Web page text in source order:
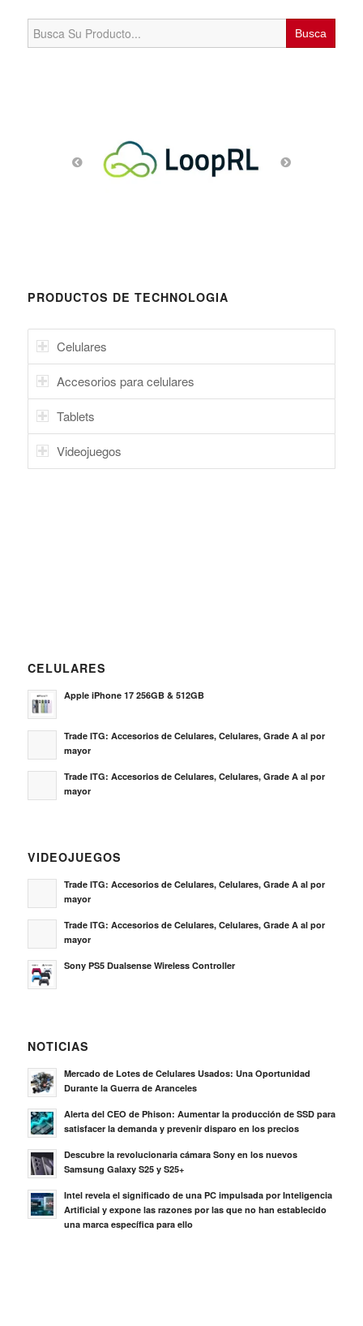
Search
for:
PRODUCTOS DE TECHNOLOGIA
Celulares
Accesorios para celulares
Tablets
Videojuegos
CELULARES
Apple iPhone 17 256GB & 512GB
Trade ITG: Accesorios de Celulares, Celulares, Grade A al por
mayor
Trade ITG: Accesorios de Celulares, Celulares, Grade A al por
mayor
VIDEOJUEGOS
Trade ITG: Accesorios de Celulares, Celulares, Grade A al por
mayor
Trade ITG: Accesorios de Celulares, Celulares, Grade A al por
mayor
Sony PS5 Dualsense Wireless Controller
NOTICIAS
Mercado de Lotes de Celulares Usados: Una Oportunidad
Durante la Guerra de Aranceles
Alerta del CEO de Phison: Aumentar la producción de SSD para
satisfacer la demanda y prevenir disparo en los precios
Descubre la revolucionaria cámara Sony en los nuevos
Samsung Galaxy S25 y S25+
Intel revela el significado de una PC impulsada por Inteligencia
Artificial y expone las razones por las que no han establecido
una marca específica para ello